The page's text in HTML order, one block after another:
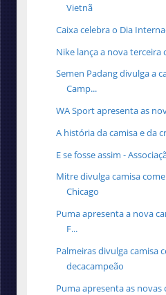
Vietnã
Caixa celebra o Dia
Nike lança a nova terceira
Semen Padang divulga a
Camp...
WA Sport apresenta as
A história da camisa e da
E se fosse assim -
Mitre divulga camisa
Chicago
Puma apresenta a nova
F...
Palmeiras divulga camisa
decacampeão
Puma apresenta as novas